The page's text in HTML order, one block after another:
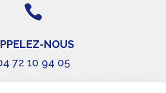

NOUS
72 10 94 05